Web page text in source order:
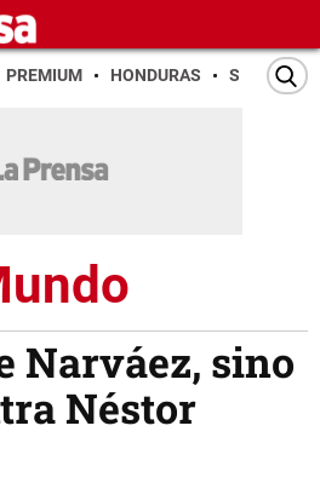
PREMIUM HONDURAS SAN PEDRO
Narváez, sino
Néstor